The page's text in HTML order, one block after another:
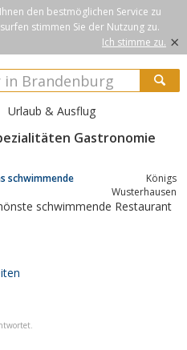
den bestmöglichen Service zu
stimmen Sie der Nutzung zu.
Ich stimme zu. ×
Urlaub & Ausflug
Gastronomie
schwimmende
Königs
Wusterhausen
schwimmende Restaurant